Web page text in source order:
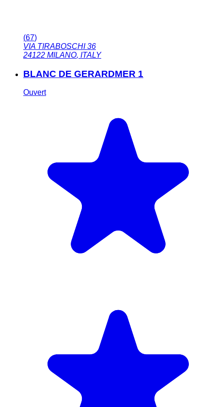
(67)
VIA TIRABOSCHI 36
24122 MILANO, ITALY
BLANC DE GERARDMER 1
Ouvert